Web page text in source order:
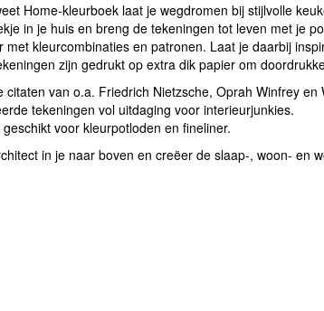
Home-kleurboek laat je wegdromen bij stijlvolle
in je huis en breng de tekeningen tot leven met je
met kleurcombinaties en patronen. Laat je daarbij
zijn gedrukt op extra dik papier om
citaten van o.a. Friedrich Nietzsche, Oprah Winfrey en
tekeningen vol uitdaging voor interieurjunkies.
voor kleurpotloden en fineliner.
in je naar boven en creëer de slaap-, woon- en